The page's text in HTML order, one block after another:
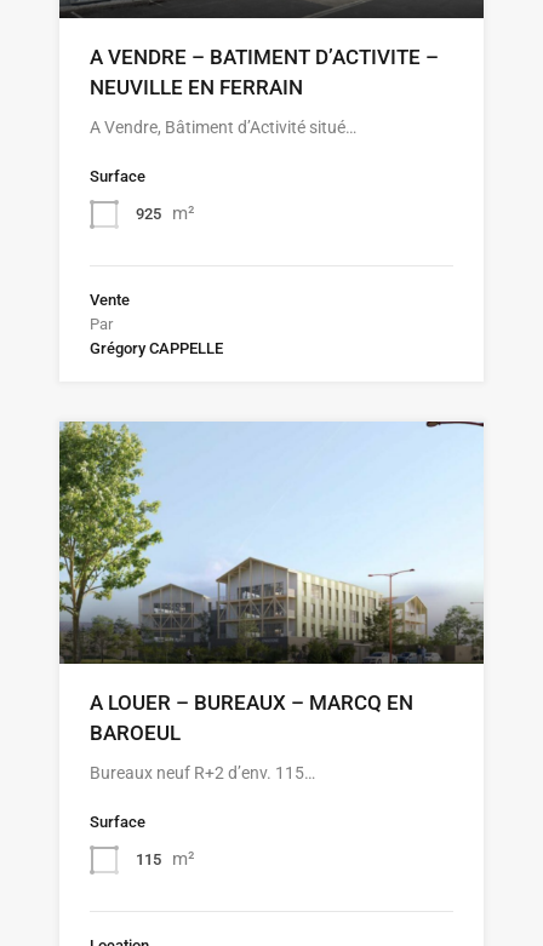
A VENDRE – BATIMENT D’ACTIVITE –
NEUVILLE EN FERRAIN
A Vendre, Bâtiment d’Activité situé…
Surface
925 m²
Vente
Par
Grégory CAPPELLE
A LOUER – BUREAUX – MARCQ EN
BAROEUL
Bureaux neuf R+2 d’env. 115…
Surface
115 m²